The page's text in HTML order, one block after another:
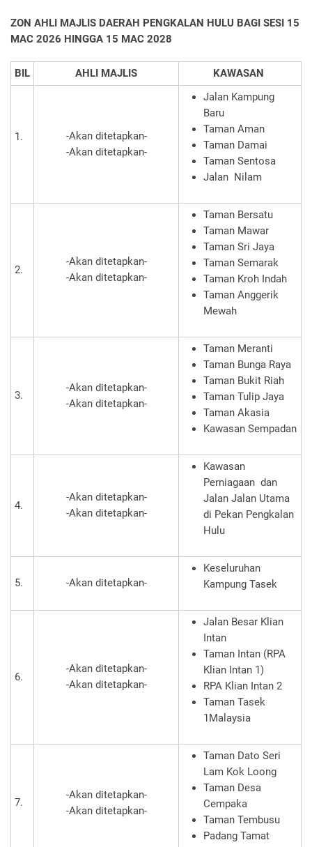
ZON AHLI MAJLIS DAERAH PENGKALAN HULU BAGI SESI 15
MAC 2026 HINGGA 15 MAC 2028
BIL AHLI MAJLIS KAWASAN
1.
-Akan ditetapkan-
-Akan ditetapkan-
Jalan Kampung
Baru
Taman Aman
Taman Damai
Taman Sentosa
Jalan Nilam
2.
-Akan ditetapkan-
-Akan ditetapkan-
Taman Bersatu
Taman Mawar
Taman Sri Jaya
Taman Semarak
Taman Kroh Indah
Taman Anggerik
Mewah
3.
-Akan ditetapkan-
-Akan ditetapkan-
Taman Meranti
Taman Bunga Raya
Taman Bukit Riah
Taman Tulip Jaya
Taman Akasia
Kawasan Sempadan
4.
-Akan ditetapkan-
-Akan ditetapkan-
Kawasan
Perniagaan dan
Jalan Jalan Utama
di Pekan Pengkalan
Hulu
5. -Akan ditetapkan-
Keseluruhan
Kampung Tasek
6.
-Akan ditetapkan-
-Akan ditetapkan-
Jalan Besar Klian
Intan
Taman Intan (RPA
Klian Intan 1)
RPA Klian Intan 2
Taman Tasek
1Malaysia
7.
-Akan ditetapkan-
-Akan ditetapkan-
Taman Dato Seri
Lam Kok Loong
Taman Desa
Cempaka
Taman Tembusu
Padang Tamat